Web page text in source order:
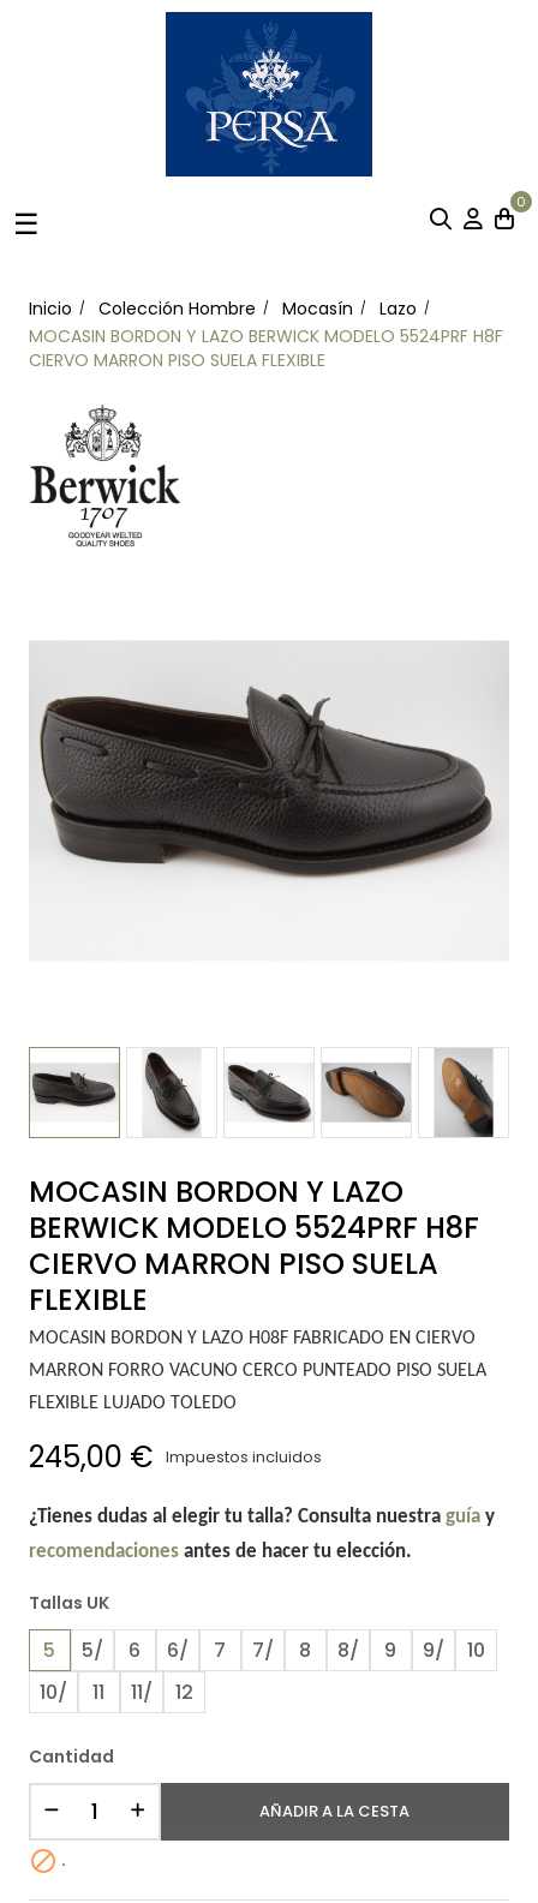
Navegación
☰
0
Inicio Colección Hombre Mocasín
Lazo
MOCASIN BORDON Y LAZO BERWICK MODELO 5524PRF H8F
CIERVO MARRON PISO SUELA FLEXIBLE
MOCASIN BORDON Y LAZO
BERWICK MODELO 5524PRF H8F
CIERVO MARRON PISO SUELA
FLEXIBLE
MOCASIN BORDON Y LAZO H08F FABRICADO EN CIERVO
MARRON FORRO VACUNO CERCO PUNTEADO PISO SUELA
FLEXIBLE LUJADO TOLEDO
245,00 € Impuestos incluidos
¿Tienes dudas al elegir tu talla? Consulta nuestra guíay
recomendacionesantes de hacer tu elección.
Tallas UK
5 5/ 6 6/ 7 7/ 8 8/ 9 9/
10
10/
11 11/ 12
Cantidad
AÑADIR A LA CESTA
 .